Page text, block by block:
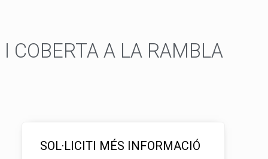
COBERTA A LA RAMBLA
SOL·LICITI MÉS INFORMACIÓ